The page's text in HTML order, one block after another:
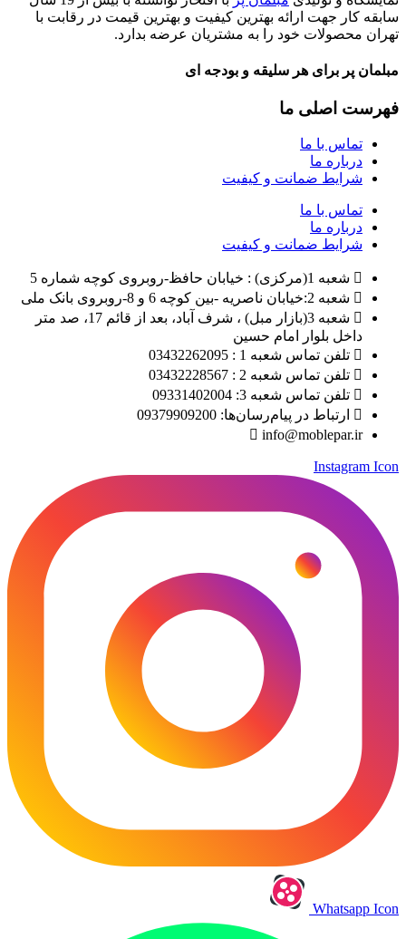
سابقه کار جهت ارائه بهترین کیفیت و بهترین قیمت در رقابت با
تهران محصولات خود را به مشتریان عرضه بدارد.
مبلمان پر برای هر سلیقه و بودجه ای
فهرست اصلی ما
تماس با ما
درباره ما
شرایط ضمانت و کیفیت
تماس با ما
درباره ما
شرایط ضمانت و کیفیت
شعبه 1(مرکزی) : خیابان حافظ-روبروی کوچه شماره 5
شعبه 2:خیابان ناصریه -بین کوچه 6 و 8-روبروی بانک ملی
شعبه 3(بازار مبل) ، شرف آباد، بعد از قائم 17، صد متر
داخل بلوار امام حسین
تلفن تماس شعبه 1 : 03432262095
تلفن تماس شعبه 2 : 03432228567
تلفن تماس شعبه 3: 09331402004
ارتباط در پیام‌رسان‌ها: 09379909200
info@moblepar.ir
Instagram Icon
Whatsapp Icon